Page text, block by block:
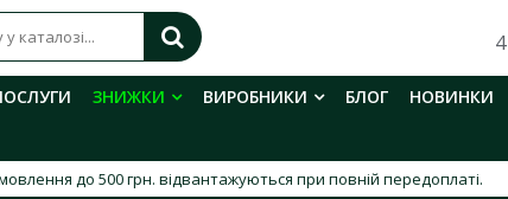
ЗНИЖКИ ВИРОБНИКИ БЛОГ
НОВИНКИ
до 500 грн. відвантажуються при повній передоплаті.